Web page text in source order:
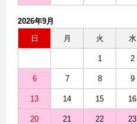
2026年9月
日
月 火 水
1 2
6 7 8 9
13 14 15 16
20 21 22 23